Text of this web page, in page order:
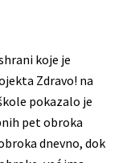
koje je
Zdravo! na
pokazalo je
pet obroka
dnevno, dok